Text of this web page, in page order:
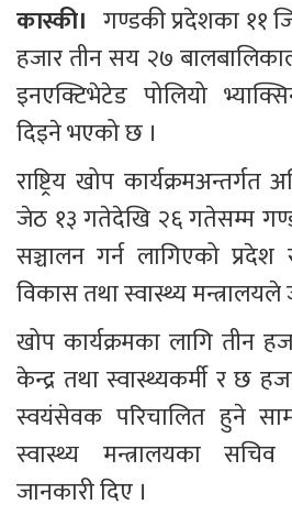
कास्की। गण्डकी प्रदेशका ११
हजार तीन सय २७
इनएक्टिभेटेड पोलियो
दिइने भएको छ ।
राष्ट्रिय खोप
जेठ १३ गतेदेखि २६ गतेसम्म
सञ्चालन गर्न लागिएको
विकास तथा स्वास्थ्य
खोप कार्यक्रमका लागि तीन
केन्द्र तथा स्वास्थ्यकर्मी र छ
स्वयंसेवक परिचालित हुने
स्वास्थ्य मन्त्रालयका सचिव
जानकारी दिए ।